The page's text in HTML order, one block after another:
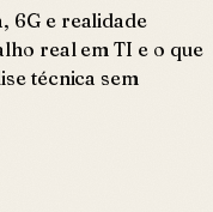
6G e realidade
real em TI e o que
técnica sem